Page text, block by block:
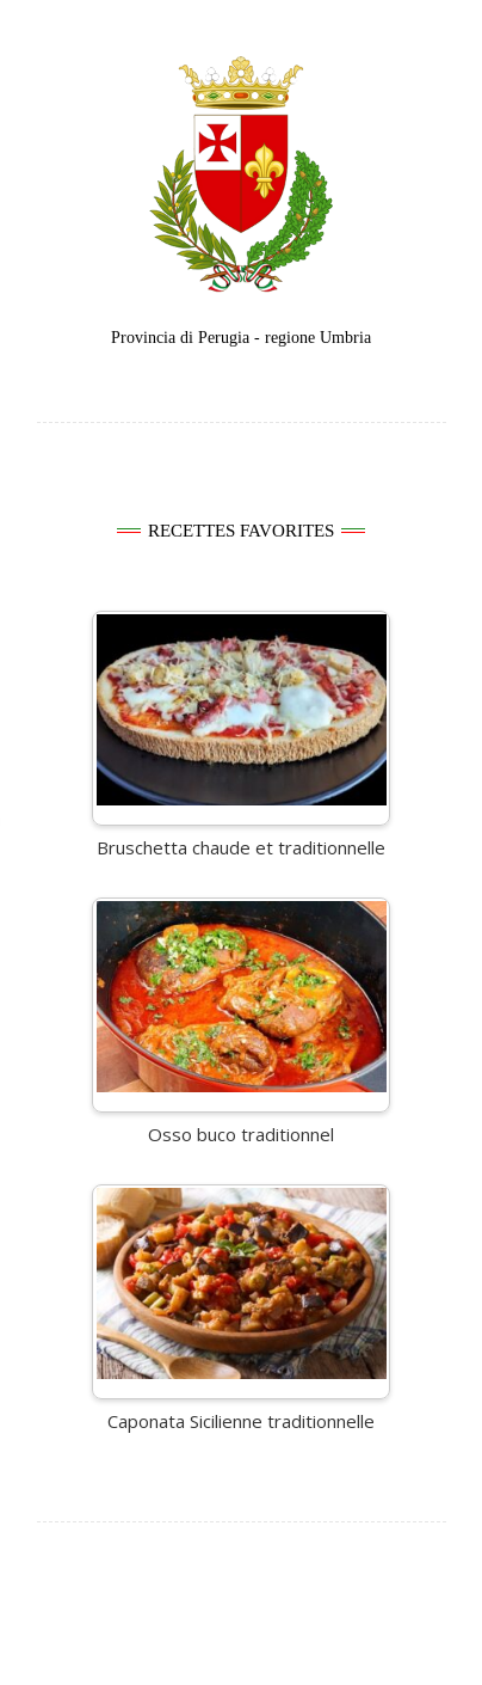
Provincia di Perugia - regione Umbria
RECETTES FAVORITES
Bruschetta chaude et traditionnelle
Osso buco traditionnel
Caponata Sicilienne traditionnelle